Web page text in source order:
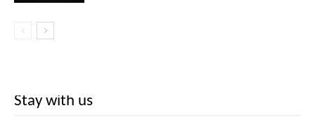
Stay with us